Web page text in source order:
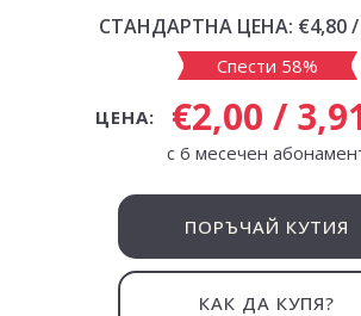
СТАНДАРТНА ЦЕНА: €4,80
Спести 58%
ЦЕНА: €2,00 /
с 6 месечен
ПОРЪЧАЙ КУТИЯ
КАК ДА КУПЯ?